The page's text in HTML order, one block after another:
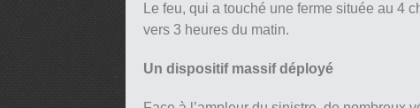
Le feu, qui a touché une ferme située au 4
vers 3 heures du matin.
Un dispositif massif déployé